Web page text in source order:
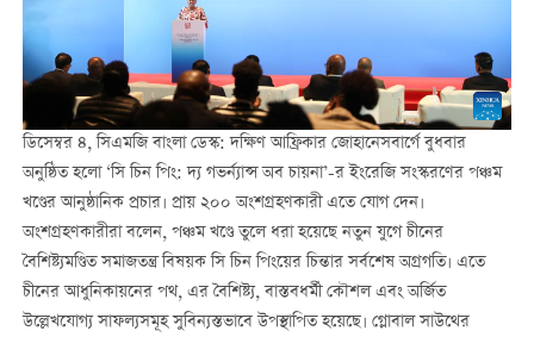
ডিসেম্বর ৪, সিএমজি বাংলা ডেস্ক: দক্ষিণ আফ্রিকার জোহানেসবার্গে বুধবার
অনুষ্ঠিত হলো ‘সি চিন পিং: দ্য গভর্ন্যান্স অব চায়না’-র ইংরেজি সংস্করণের পঞ্চম
খণ্ডের আনুষ্ঠানিক প্রচার। প্রায় ২০০ অংশগ্রহণকারী এতে যোগ দেন।
অংশগ্রহণকারীরা বলেন, পঞ্চম খণ্ডে তুলে ধরা হয়েছে নতুন যুগে চীনের
বৈশিষ্ট্যমণ্ডিত সমাজতন্ত্র বিষয়ক সি চিন পিংয়ের চিন্তার সর্বশেষ অগ্রগতি। এতে
চীনের আধুনিকায়নের পথ, এর বৈশিষ্ট্য, বাস্তবধর্মী কৌশল এবং অর্জিত
উল্লেখযোগ্য সাফল্যসমূহ সুবিন্যস্তভাবে উপস্থাপিত হয়েছে। গ্লোবাল সাউথের